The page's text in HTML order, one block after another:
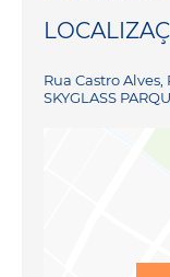
Rua Castro
SKYGLASS